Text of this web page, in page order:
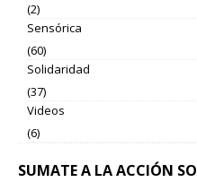
(2)
Sensórica
(60)
Solidaridad
(37)
Videos
(6)
SUMATE A LA ACCIÓN